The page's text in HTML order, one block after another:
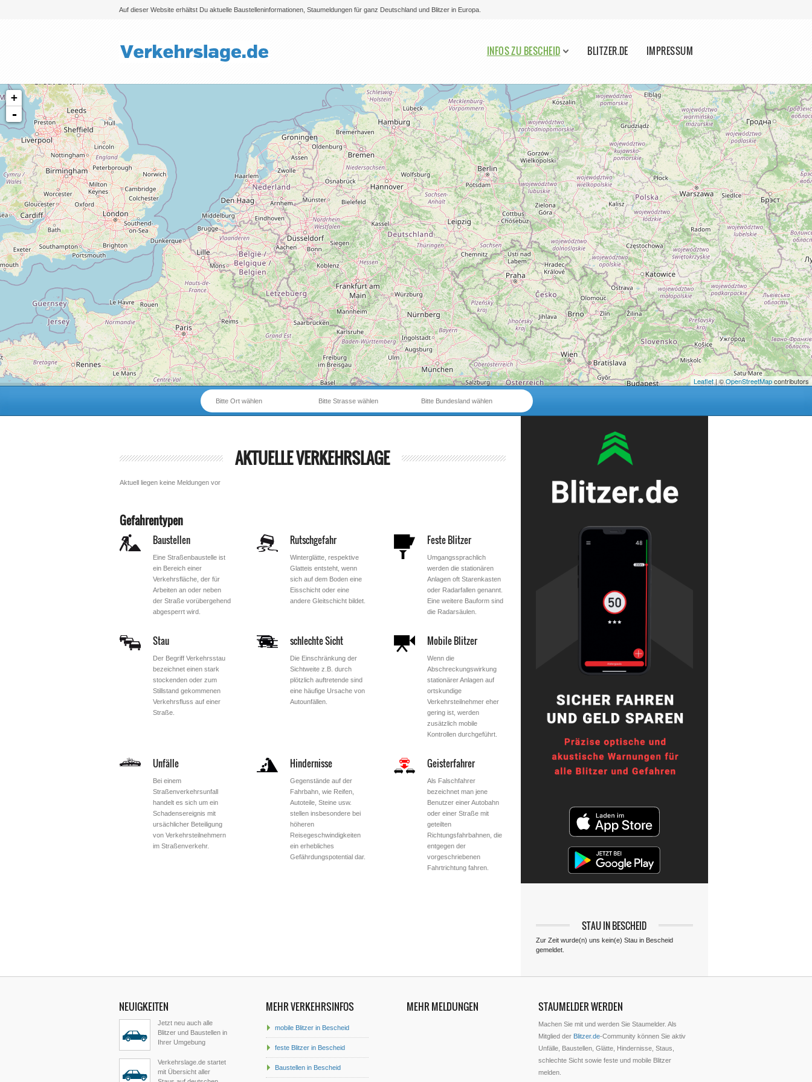
Auf dieser Website erhältst Du aktuelle Baustelleninformationen, Staumeldungen für ganz Deutschland und Blitzer in Europa.
Bitte auswählen
INFOS ZU BESCHEID BLITZER.DE IMPRESSUM
+
-
Leaflet| ©OpenStreetMapcontributors
Bitte Bundesland wählen
Bitte Strasse wählen
Bitte Ort wählen
AKTUELLE VERKEHRSLAGE
Aktuell liegen keine Meldungen vor
Gefahrentypen
Baustellen
Eine Straßenbaustelle ist
ein Bereich einer
Verkehrsfläche, der für
Arbeiten an oder neben
der Straße vorübergehend
abgesperrt wird.
Rutschgefahr
Winterglätte, respektive
Glatteis entsteht, wenn
sich auf dem Boden eine
Eisschicht oder eine
andere Gleitschicht bildet.
Feste Blitzer
Umgangssprachlich
werden die stationären
Anlagen oft Starenkasten
oder Radarfallen genannt.
Eine weitere Bauform sind
die Radarsäulen.
Stau
Der Begriff Verkehrsstau
bezeichnet einen stark
stockenden oder zum
Stillstand gekommenen
Verkehrsfluss auf einer
Straße.
schlechte Sicht
Die Einschränkung der
Sichtweite z.B. durch
plötzlich auftretende sind
eine häufige Ursache von
Autounfällen.
Mobile Blitzer
Wenn die
Abschreckungswirkung
stationärer Anlagen auf
ortskundige
Verkehrsteilnehmer eher
gering ist, werden
zusätzlich mobile
Kontrollen durchgeführt.
Unfälle
Bei einem
Straßenverkehrsunfall
handelt es sich um ein
Schadensereignis mit
ursächlicher Beteiligung
von Verkehrsteilnehmern
im Straßenverkehr.
Hindernisse
Gegenstände auf der
Fahrbahn, wie Reifen,
Autoteile, Steine usw.
stellen insbesondere bei
höheren
Reisegeschwindigkeiten
ein erhebliches
Gefährdungspotential dar.
Geisterfahrer
Als Falschfahrer
bezeichnet man jene
Benutzer einer Autobahn
oder einer Straße mit
geteilten
Richtungsfahrbahnen, die
entgegen der
vorgeschriebenen
Fahrtrichtung fahren.
STAU IN BESCHEID
Zur Zeit wurde(n) uns kein(e) Stau in Bescheid
gemeldet.
NEUIGKEITEN
Jetzt neu auch alle
Blitzer und Baustellen in
Ihrer Umgebung
Verkehrslage.de startet
mit Übersicht aller
MEHR VERKEHRSINFOS
mobile Blitzer in Bescheid
feste Blitzer in Bescheid
Baustellen in Bescheid
MEHR MELDUNGEN STAUMELDER WERDEN
Machen Sie mit und werden Sie Staumelder. Als
Mitglied der Blitzer.de-Community können Sie aktiv
Unfälle, Baustellen, Glätte, Hindernisse, Staus,
schlechte Sicht sowie feste und mobile Blitzer
melden.